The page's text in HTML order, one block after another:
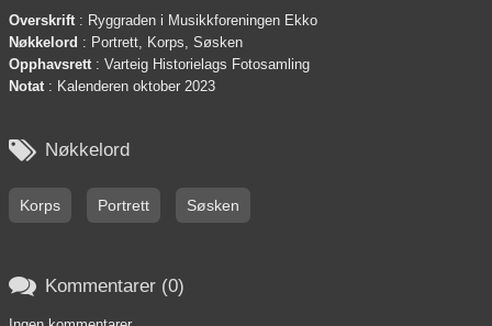
Overskrift : Ryggraden i Musikkforeningen Ekko
Nøkkelord : Portrett, Korps, Søsken
Opphavsrett : Varteig Historielags Fotosamling
Notat : Kalenderen oktober 2023
 Nøkkelord
Korps Portrett Søsken
 Kommentarer (0)